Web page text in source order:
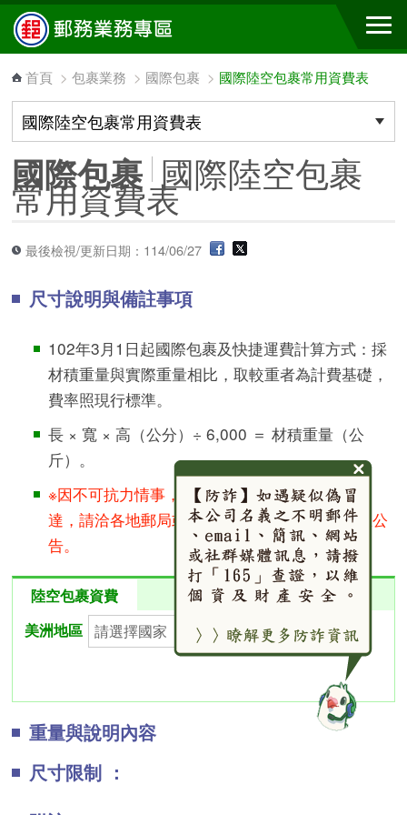
跳到主要內容區塊
首頁 >包裹業務 > 國際包裹 > 國際陸空包裹常用資費表
國際包裹 國際陸空包裹
常用資費表
最後檢視/更新日期：114/06/27
尺寸說明與備註事項
102年3月1日起國際包裹及快捷運費計算方式：採
材積重量與實際重量相比，取較重者為計費基礎，
費率照現行標準。
長 × 寬 × 高（公分）÷ 6,000 ＝ 材積重量（公
斤）。
※因不可抗力情事，郵件寄達國（地區）是否通
達，請洽各地郵局或本公司全球資訊網郵政消息公
告。
陸空包裹資費
美洲地區
重量與說明內容
尺寸限制 ：